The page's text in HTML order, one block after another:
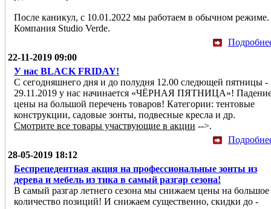
После каникул, с 10.01.2022 мы работаем в обычном режиме.
Компания Studio Verde.
22-11-2019 09:00
У нас BLACK FRIDAY!
С сегодняшнего дня и до полудня 12.00 следющей пятницы -
29.11.2019 у нас начинается «ЧЁРНАЯ ПЯТНИЦА»!
цены на большой перечень товаров! Категории: тентовые
конструкции, садовые зонты, подвесные кресла и др.
Смотрите все товары участвующие в акции -->.
28-05-2019 18:12
Беспрецедентная акция на профессиональные зонты из
дерева и мебель из тика в самый разгар сезона!
В самый разгар летнего сезона мы снижаем цены на большое
количество позиций! И снижаем существенно, скидки до -